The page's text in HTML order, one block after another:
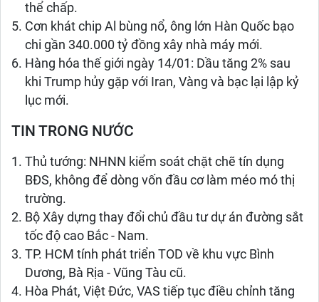
thể chấp.
Cơn khát chip Al bùng nổ, ông lớn Hàn Quốc bạo
chi gần 340.000 tỷ đồng xây nhà máy mới.
Hàng hóa thế giới ngày 14/01: Dầu tăng 2% sau
khi Trump hủy gặp với Iran, Vàng và bạc lại lập kỷ
lục mới.
TIN TRONG NƯỚC
Thủ tướng: NHNN kiểm soát chặt chẽ tín dụng
BĐS, không để dòng vốn đầu cơ làm méo mó thị
trường.
Bộ Xây dựng thay đổi chủ đầu tư dự án đường sắt
tốc độ cao Bắc - Nam.
TP. HCM tính phát triển TOD về khu vực Bình
Dương, Bà Rịa - Vũng Tàu cũ.
Hòa Phát, Việt Đức, VAS tiếp tục điều chỉnh tăng